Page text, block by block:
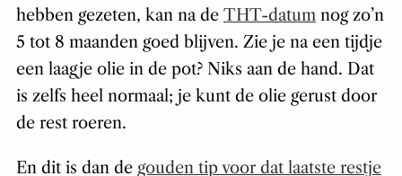
hebben gezeten, kan na de THT-datumnog zo’n
5 tot 8 maanden goed blijven. Zie je na een tijdje
een laagje olie in de pot? Niks aan de hand. Dat
is zelfs heel normaal; je kunt de olie gerust door
de rest roeren.
En dit is dan de gouden tip voor dat laatste restje